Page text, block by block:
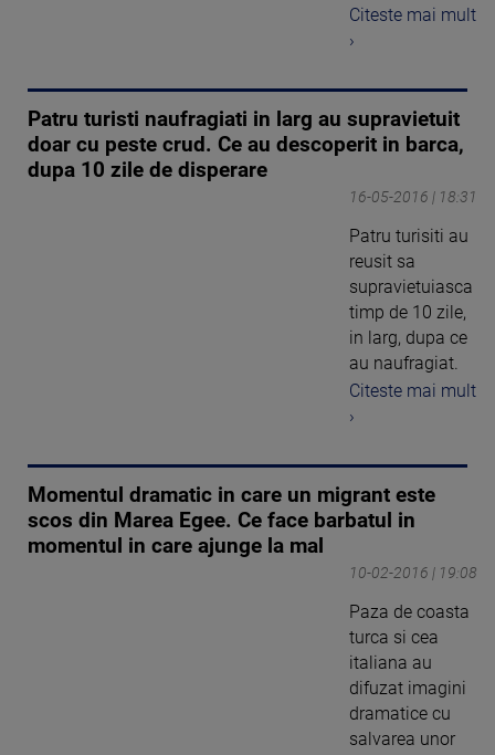
Citeste mai mult
›
Patru turisti naufragiati in larg au supravietuit
doar cu peste crud. Ce au descoperit in barca,
dupa 10 zile de disperare
16-05-2016 | 18:31
Patru turisiti au
reusit sa
supravietuiasca
timp de 10 zile,
in larg, dupa ce
au naufragiat.
Citeste mai mult
›
Momentul dramatic in care un migrant este
scos din Marea Egee. Ce face barbatul in
momentul in care ajunge la mal
10-02-2016 | 19:08
Paza de coasta
turca si cea
italiana au
difuzat imagini
dramatice cu
salvarea unor